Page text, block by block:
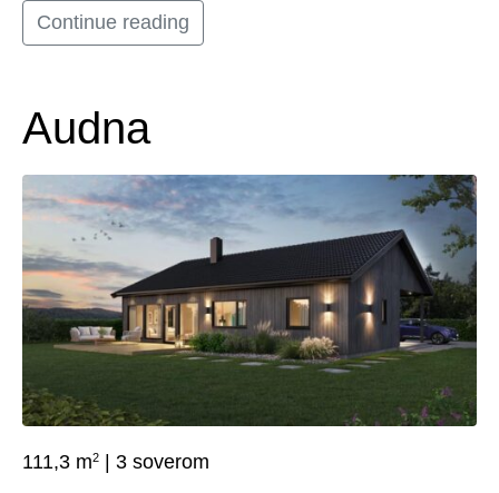
Continue reading
Audna
111,3 m2 | 3 soverom